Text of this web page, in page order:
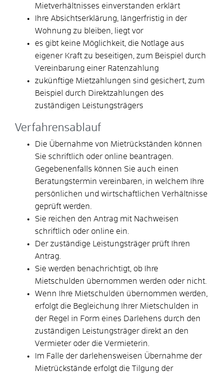
Mietverhältnisses einverstanden erklärt
Ihre Absichtserklärung, längerfristig in der
Wohnung zu bleiben, liegt vor
es gibt keine Möglichkeit, die Notlage aus
eigener Kraft zu beseitigen, zum Beispiel durch
Vereinbarung einer Ratenzahlung
zukünftige Mietzahlungen sind gesichert, zum
Beispiel durch Direktzahlungen des
zuständigen Leistungsträgers
Verfahrensablauf
Die Übernahme von Mietrückständen können
Sie schriftlich oder online beantragen.
Gegebenenfalls können Sie auch einen
Beratungstermin vereinbaren, in welchem Ihre
persönlichen und wirtschaftlichen Verhältnisse
geprüft werden.
Sie reichen den Antrag mit Nachweisen
schriftlich oder online ein.
Der zuständige Leistungsträger prüft Ihren
Antrag.
Sie werden benachrichtigt, ob Ihre
Mietschulden übernommen werden oder nicht.
Wenn Ihre Mietschulden übernommen werden,
erfolgt die Begleichung Ihrer Mietschulden in
der Regel in Form eines Darlehens durch den
zuständigen Leistungsträger direkt an den
Vermieter oder die Vermieterin.
Im Falle der darlehensweisen Übernahme der
Mietrückstände erfolgt die Tilgung der